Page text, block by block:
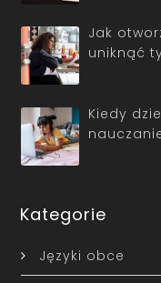
Jak
uniknąć
Kiedy
Kategorie
Języki obce